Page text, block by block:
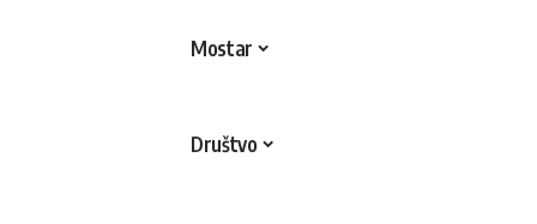
Mostar
Društvo